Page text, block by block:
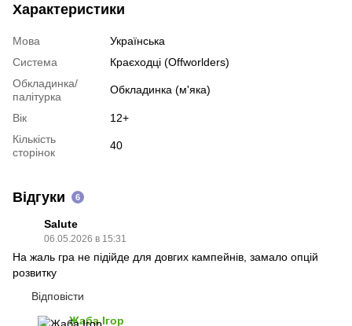
Характеристики
Мова
Українська
Система
Краєходці (Offworlders)
Обкладинка/
палітурка
Обкладинка (м'яка)
Вік
12+
Кількість
сторінок
40
Відгуки 6
Salute
06.05.2026 в 15:31
На жаль гра не підійде для довгих кампейнів, замало опцій
розвитку
Відповісти
Жаба Ігор